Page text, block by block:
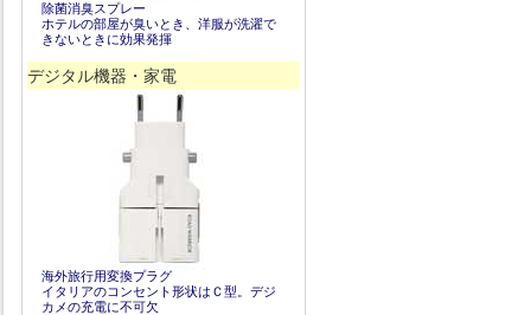
除菌消臭スプレー
ホテルの部屋が臭いとき、洋服が洗濯で
きないときに効果発揮
デジタル機器・家電
海外旅行用変換プラグ
イタリアのコンセント形状はＣ型。デジ
カメの充電に不可欠